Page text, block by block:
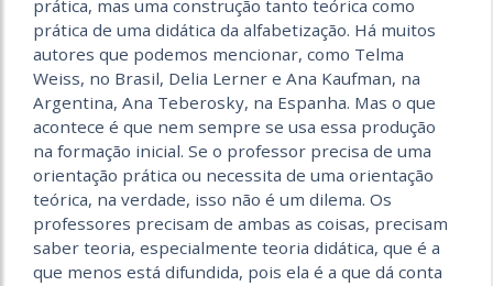
prática, mas uma construção tanto teórica como
prática de uma didática da alfabetização. Há muitos
autores que podemos mencionar, como Telma
Weiss, no Brasil, Delia Lerner e Ana Kaufman, na
Argentina, Ana Teberosky, na Espanha. Mas o que
acontece é que nem sempre se usa essa produção
na formação inicial. Se o professor precisa de uma
orientação prática ou necessita de uma orientação
teórica, na verdade, isso não é um dilema. Os
professores precisam de ambas as coisas, precisam
saber teoria, especialmente teoria didática, que é a
que menos está difundida, pois ela é a que dá conta